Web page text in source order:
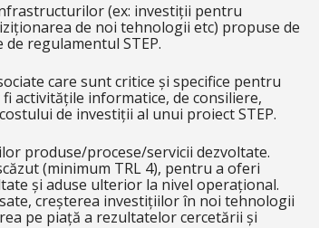
(ex: investiții pentru
de noi tehnologii etc) propuse de
regulamentul STEP.
care sunt critice și specifice pentru
activitățile informatice, de consiliere,
de investiții al unui proiect STEP.
produse/procese/servicii dezvoltate.
(minimum TRL 4), pentru a oferi
și aduse ulterior la nivel operațional.
creșterea investițiilor în noi tehnologii
pe piață a rezultatelor cercetării și